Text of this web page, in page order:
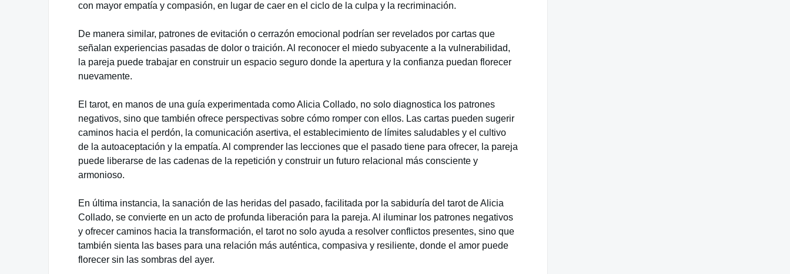
con mayor empatía y compasión, en lugar de caer en el ciclo de la culpa y la recriminación.
De manera similar, patrones de evitación o cerrazón emocional podrían ser revelados por cartas que
señalan experiencias pasadas de dolor o traición. Al reconocer el miedo subyacente a la vulnerabilidad,
la pareja puede trabajar en construir un espacio seguro donde la apertura y la confianza puedan florecer
nuevamente.
El tarot, en manos de una guía experimentada como Alicia Collado, no solo diagnostica los patrones
negativos, sino que también ofrece perspectivas sobre cómo romper con ellos. Las cartas pueden sugerir
caminos hacia el perdón, la comunicación asertiva, el establecimiento de límites saludables y el cultivo
de la autoaceptación y la empatía. Al comprender las lecciones que el pasado tiene para ofrecer, la pareja
puede liberarse de las cadenas de la repetición y construir un futuro relacional más consciente y
armonioso.
En última instancia, la sanación de las heridas del pasado, facilitada por la sabiduría del tarot de Alicia
Collado, se convierte en un acto de profunda liberación para la pareja. Al iluminar los patrones negativos
y ofrecer caminos hacia la transformación, el tarot no solo ayuda a resolver conflictos presentes, sino que
también sienta las bases para una relación más auténtica, compasiva y resiliente, donde el amor puede
florecer sin las sombras del ayer.